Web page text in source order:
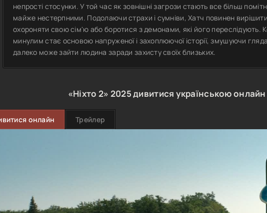
непрості стосунки. У той час як зовнішні загрози стають все більш
майже нестерпними. Подолаючи страхи і сумніви, Хатч повинен
охороняти свою сім'ю або боротися з демонами, які його переслідують.
минулим стає основою напруженої і захоплюючої історії, змушуючи
далеко може зайти людина заради захисту своїх близьких.
«Ніхто 2» 2025дивитися українською
онлайн Трейлер